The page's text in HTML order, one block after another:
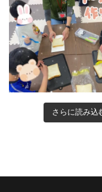
さらに読み込